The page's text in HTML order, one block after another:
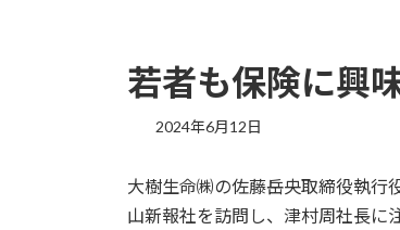
若者も保険に興
2024年6月12日
大樹生命㈱の佐藤岳央取締役執行
山新報社を訪問し、津村周社長に